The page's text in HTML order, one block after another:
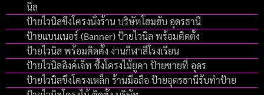
นิล
ป้ายไวนิลขึงโครงนั่งร้าน บริษัทโฮมฮับ อุดรธานี
ป้ายแบนเนอร์ (Banner) ป้ายไวนิล พร้อมติดตั้ง
ป้ายไวนิล พร้อมติดตั้ง งานกีฬาสีโรงเรียน
ป้ายไวนิลอิงค์เจ็ท ขึ้งโครงไม้ยูคา ป้ายขายที่ อุดร
ป้ายไวนิลขึงโครงเหล็ก ร้านมือถือ ป้ายอุดรธานีรับทำป้าย